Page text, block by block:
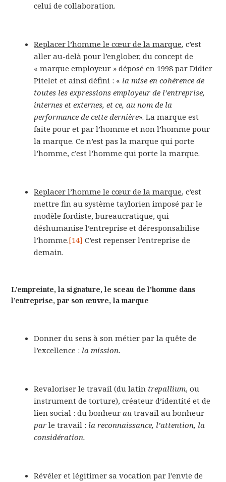
celui de collaboration.
Replacer l’homme le cœur de la marque, c’est
aller au-delà pour l’englober, du concept de
« marque employeur » déposé en 1998 par Didier
Pitelet et ainsi défini : « la mise en cohérence de
toutes les expressions employeur de l’entreprise,
internes et externes, et ce, au nom de la
performance de cette dernière». La marque est
faite pour et par l’homme et non l’homme pour
la marque. Ce n’est pas la marque qui porte
l’homme, c’est l’homme qui porte la marque.
Replacer l’homme le cœur de la marque, c’est
mettre fin au système taylorien imposé par le
modèle fordiste, bureaucratique, qui
déshumanise l’entreprise et déresponsabilise
l’homme.[14] C’est repenser l’entreprise de
demain.
L’empreinte, la signature, le sceau de l’homme dans
l’entreprise, par son œuvre, la marque
Donner du sens à son métier par la quête de
l’excellence : la mission.
Revaloriser le travail (du latin trepallium, ou
instrument de torture), créateur d’identité et de
lien social : du bonheurau travail au bonheur
parle travail : la reconnaissance, l’attention, la
considération.
Révéler et légitimer sa vocation par l’envie de